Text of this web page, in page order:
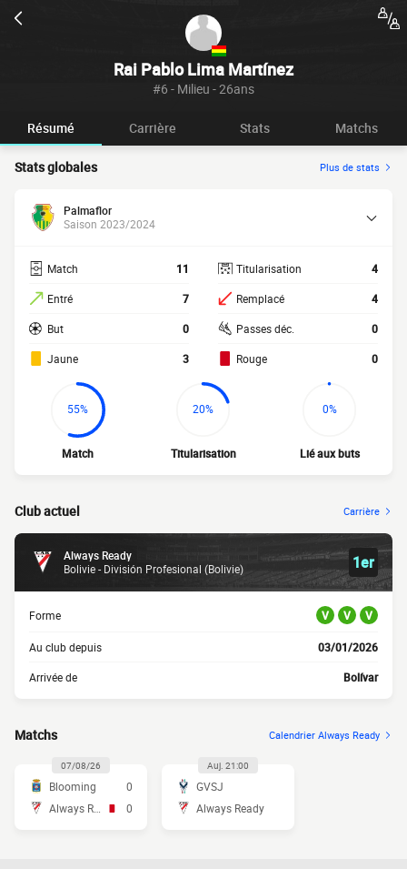
Rai Pablo Lima Martínez
#6 - Milieu - 26ans
Résumé Carrière Stats Matchs
Stats globales Plus de stats
Palmaflor
Saison 2023/2024
Match 11
Entré 7
But 0
Jaune 3
Titularisation 4
Remplacé 4
Passes déc. 0
Rouge 0
55%
Match
20%
Titularisation
0%
Lié aux buts
Club actuel Carrière
Always Ready
Bolivie - División Profesional (Bolivie)
1er
Forme V V V
Au club depuis 03/01/2026
Arrivée de Bolívar
Matchs Calendrier Always Ready
07/08/26
Blooming
0
0
Auj. 21:00
GVSJ
Always Ready